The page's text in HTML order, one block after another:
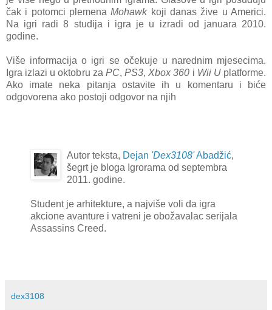
čak i potomci plemenaMohawkkoji danas žive u Americi.
Na igri radi 8 studija i igra je u izradi od januara 2010.
godine.
Više informacija o igri se očekuje u narednim mjesecima.
Igra izlazi u oktobru za PC,PS3,Xbox 360 i Wii Uplatforme.
Ako imate neka pitanja ostavite ih u komentaru i biće
odgovorena ako postoji odgovor na njih
Autor teksta, Dejan 'Dex3108'Abadžić,
šegrt je bloga Igrorama od septembra
2011. godine.
Student je arhitekture, a najviše voli da igra
akcione avanture i vatreni je obožavalac serijala
Assassins Creed.
dex3108